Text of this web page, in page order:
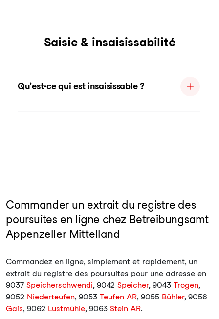
Saisie & insaisissabilité
Qu'est-ce qui est insaisissable ?
Commander un extrait du registre des
poursuites en ligne chez Betreibungsamt
Appenzeller Mittelland
Commandez en ligne, simplement et rapidement, un
extrait du registre des poursuites pour une adresse en
9037 Speicherschwendi, 9042 Speicher, 9043 Trogen,
9052 Niederteufen, 9053 Teufen AR, 9055 Bühler, 9056
Gais, 9062 Lustmühle, 9063 Stein AR.